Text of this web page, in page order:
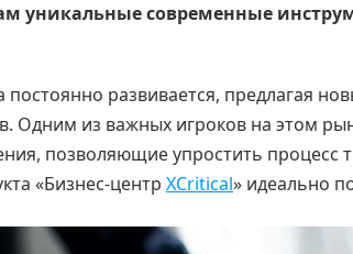
уникальные современные
развивается, предлагая
Одним из важных игроков на этом
позволяющие упростить процесс
«Бизнес-центр XCritical» идеально